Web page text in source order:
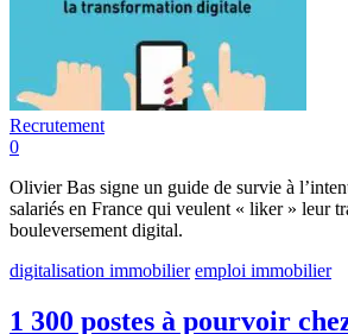
Recrutement
0
Olivier Bas signe un guide de survie à
salariés en France qui veulent « liker » leur
bouleversement digital.
digitalisation immobilier emploi immobilier
1 300 postes à pourvoir